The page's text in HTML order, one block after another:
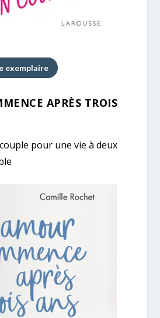
exemplaire
APRÈS TROIS
pour une vie à deux